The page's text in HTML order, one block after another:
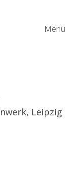
Menü
Leipzig